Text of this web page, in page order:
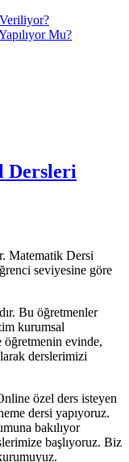
Mu?
Dersleri
Matematik Dersi
seviyesine göre
Bu öğretmenler
kurumsal
evinde,
derslerimizi
özel ders isteyen
dersi yapıyoruz.
bakılıyor
başlıyoruz. Biz